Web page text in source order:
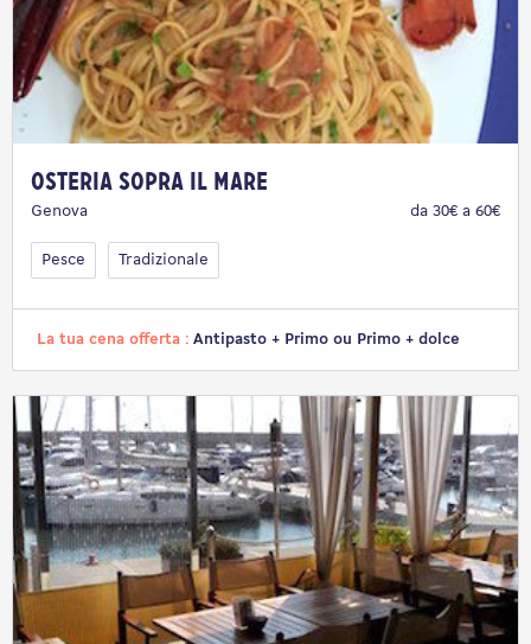
Osteria Sopra il Mare
Genova da 30€ a 60€
Pesce Tradizionale
La tua cena offerta : Antipasto + Primo ou Primo + dolce